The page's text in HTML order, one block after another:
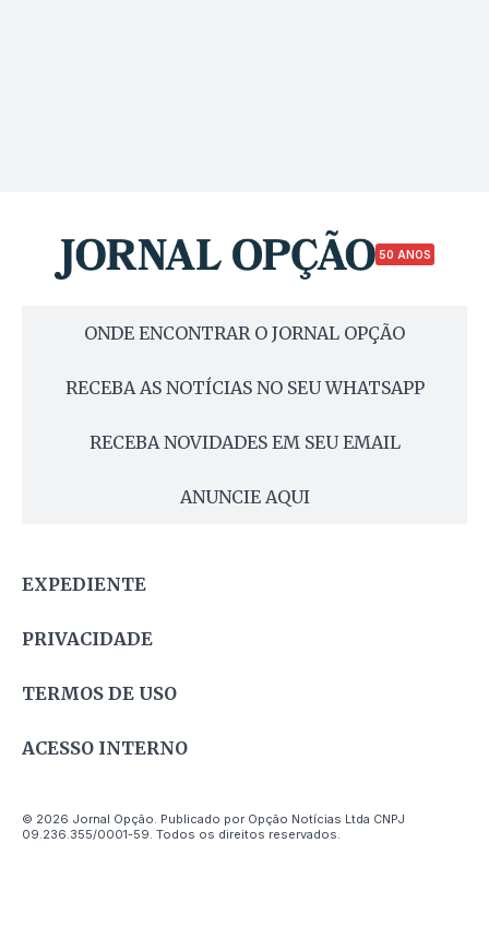
50 ANOS
ONDE ENCONTRAR O JORNAL OPÇÃO
RECEBA AS NOTÍCIAS NO SEU WHATSAPP
RECEBA NOVIDADES EM SEU EMAIL
ANUNCIE AQUI
EXPEDIENTE
PRIVACIDADE
TERMOS DE USO
ACESSO INTERNO
© 2026 Jornal Opção. Publicado por Opção Notícias Ltda CNPJ
09.236.355/0001-59. Todos os direitos reservados.